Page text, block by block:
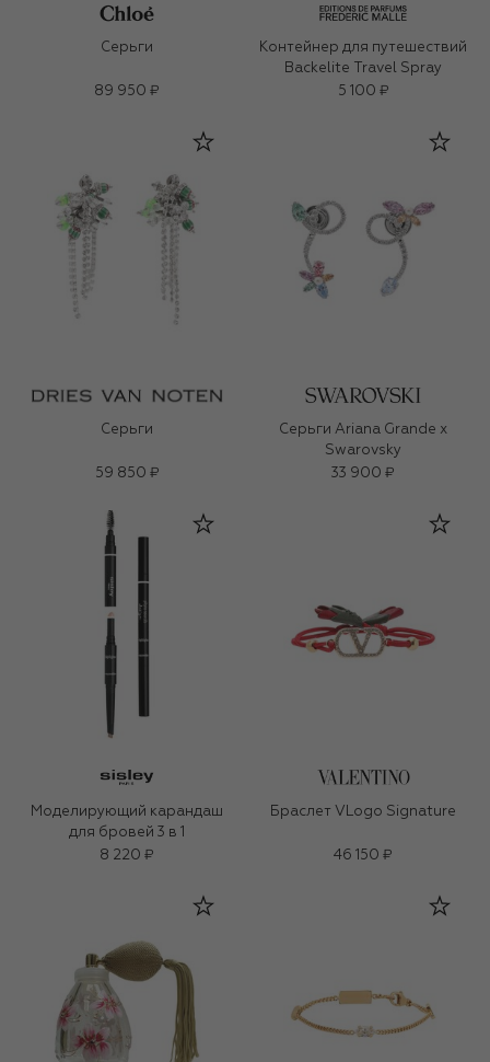
Серьги
89 950 ₽
Контейнер для путешествий
Backelite Travel Spray
5 100 ₽
Серьги
59 850 ₽
Серьги Ariana Grande x
Swarovsky
33 900 ₽
Моделирующий карандаш
для бровей 3 в 1
8 220 ₽
Браслет VLogo Signature
46 150 ₽